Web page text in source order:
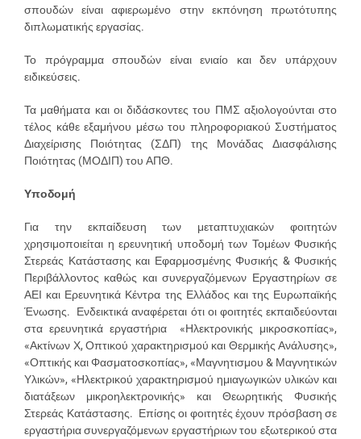
σπουδών είναι αφιερωμένο στην εκπόνηση πρωτότυπης
διπλωματικής εργασίας.
Το πρόγραμμα σπουδών είναι ενιαίο και δεν υπάρχουν
ειδικεύσεις.
Τα μαθήματα και οι διδάσκοντες του ΠΜΣ αξιολογούνται στο
τέλος κάθε εξαμήνου μέσω του πληροφοριακού Συστήματος
Διαχείρισης Ποιότητας (ΣΔΠ) της Μονάδας Διασφάλισης
Ποιότητας (ΜΟΔΙΠ) του ΑΠΘ.
Υποδομή
Για την εκπαίδευση των μεταπτυχιακών φοιτητών
χρησιμοποιείται η ερευνητική υποδομή των Τομέων Φυσικής
Στερεάς Κατάστασης και Εφαρμοσμένης Φυσικής & Φυσικής
Περιβάλλοντος καθώς και συνεργαζόμενων Εργαστηρίων σε
ΑΕΙ και Ερευνητικά Κέντρα της Ελλάδος και της Ευρωπαϊκής
Ένωσης. Ενδεικτικά αναφέρεται ότι οι φοιτητές εκπαιδεύονται
στα ερευνητικά εργαστήρια «Ηλεκτρονικής μικροσκοπίας»,
«Ακτίνων Χ, Οπτικού χαρακτηρισμού και Θερμικής Ανάλυσης»,
«Οπτικής και Φασματοσκοπίας», «Μαγνητισμου & Μαγνητικών
Υλικών», «Ηλεκτρικού χαρακτηρισμού ημιαγωγικών υλικών και
διατάξεων μικροηλεκτρονικής» και Θεωρητικής Φυσικής
Στερεάς Κατάστασης. Επίσης οι φοιτητές έχουν πρόσβαση σε
εργαστήρια συνεργαζόμενων εργαστήριων του εξωτερικού στα